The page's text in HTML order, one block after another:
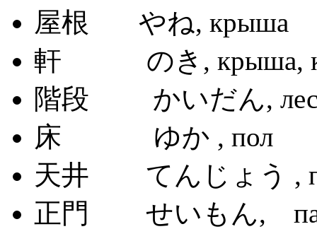
屋根 やね, крыша
軒 のき, крыша,
階段 かいだん,
床 ゆか , пол
天井 てんじょう ,
正門 せいもん,